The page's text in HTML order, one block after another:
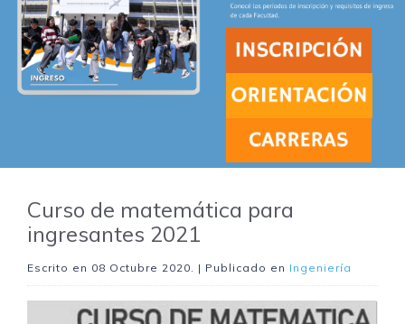
Curso de matemática para
ingresantes 2021
Escrito en 08 Octubre 2020. | Publicado en Ingeniería